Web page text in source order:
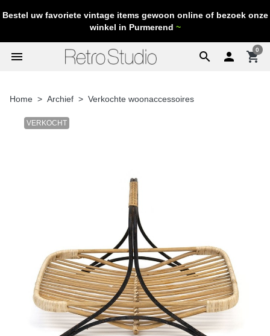
Bestel uw favoriete vintage items gewoon online of bezoek onze
winkel in Purmerend ~
search
menu  shopping_cart
0
Home Archief Verkochte woonaccessoires
VERKOCHT